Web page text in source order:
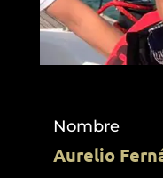
Nombre
Aurelio